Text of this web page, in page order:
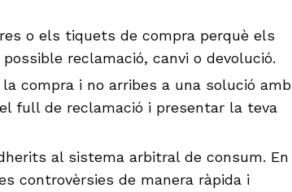
o els tiquets de compra perquè els
reclamació, canvi o devolució.
compra i no arribes a una solució amb
full de reclamació i presentar la teva
al sistema arbitral de consum. En
controvèrsies de manera ràpida i